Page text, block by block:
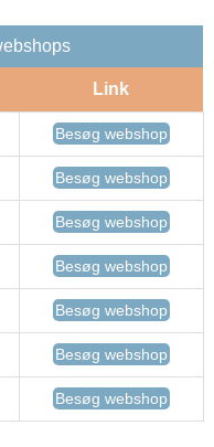
Link
Besøg webshop
Besøg webshop
Besøg webshop
Besøg webshop
Besøg webshop
Besøg webshop
Besøg webshop